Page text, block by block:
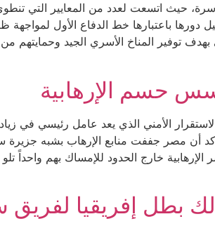
حيث اتسعت لعدد من المعايير التي
دورها‬ باعتبارها خط الدفاع الأول لمواجهة
توفير المناخ الأسري الجيد وحمايتهم
حسم الإرهابية
الأمني الذي يعد عامل رئيسي في
أن مصر جففت منابع الإرهاب بشبه
خارج الحدود للإمساك بهم واحداً تلو
2022 عن مواجهة الزمالك بطل إفريقيا